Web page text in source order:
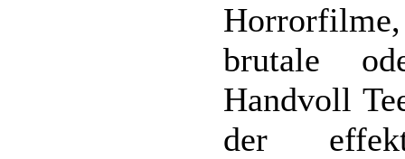
brutale
Handvoll
der